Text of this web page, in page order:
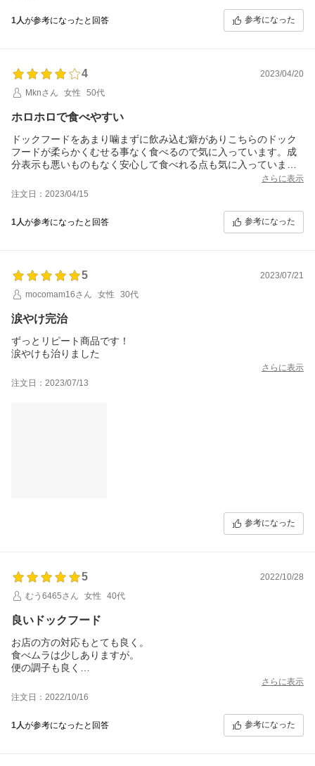
半量以上はあげたくないのが現状です。
少しづつ、療法食のフードを減らしています。
す。
夏場でついつい水分も足りなかったりする中、
食事後の満足げな顔と、お皿を隅々まで舐める姿が
おいしさを証明していると思います。
1人が参考になったと回答 参考になった
4
2023/04/20
Mknさん
女性 50代
ホロホロで食べやすい
ドックフードをあまり噛まずに飲み込む癖がありこちらのドック
フードが柔らかくむせる事なく食べるので気に入っています。成
分表示も悪いものもなく安心して食べれる点も気に入っていま
す。難点としては、柔らかいので袋の最後の方になると結構な量
で粉末っぽくなっていて食べる事が出来ないのが勿体なく感じま
す。
さらに表示
注文日：2023/04/15
1人が参考になったと回答 参考になった
5
2023/07/21
mocomam16さん
女性 30代
涙やけ完治
ずっとリピート商品です！
涙やけも治りました
さらに表示
注文日：2023/07/13
参考になった
5
2022/10/28
むう6465さん
女性 40代
良いドックフード
お店の方の対応もとても良く。
食べムラは少しありますが。
便の調子も良く
さらに表示
注文日：2022/10/16
1人が参考になったと回答 参考になった